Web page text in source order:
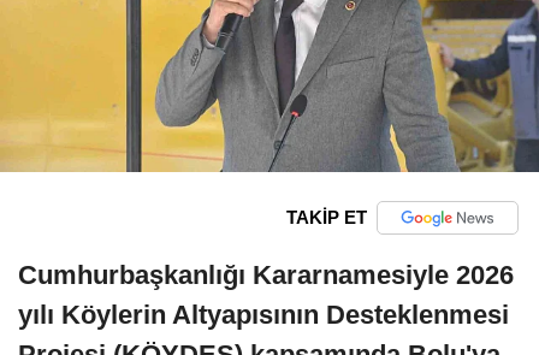
TAKİP ET
Cumhurbaşkanlığı Kararnamesiyle 2026
yılı Köylerin Altyapısının Desteklenmesi